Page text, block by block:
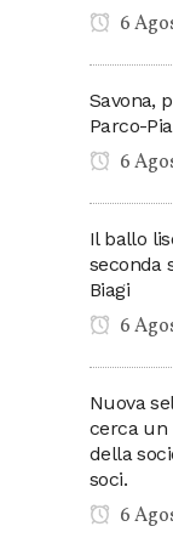
6
Savona,
Parco-
6
Il ballo
seconda
Biagi
6
Nuova
cerca un
della
soci.
6